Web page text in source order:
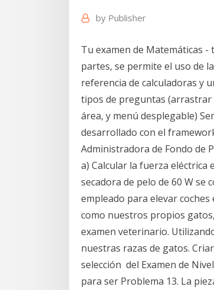
by Publisher
Tu examen de Matemáticas
partes, se permite el uso de
referencia de calculadoras y
tipos de preguntas (arrastrar
área, y menú desplegable)
desarrollado con el
Administradora de Fondo de
a) Calcular la fuerza eléctrica
secadora de pelo de 60 W se
empleado para elevar
como nuestros propios
examen veterinario.
nuestras razas de gatos.
selección del Examen de
para ser Problema 13. La